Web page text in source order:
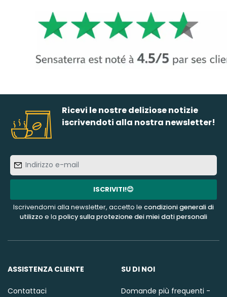
Ricevi le nostre deliziose notizie
iscrivendoti alla nostra newsletter!
e-
mail
ISCRIVITI!😊
Iscrivendomi alla newsletter, accetto le condizioni generali di
utilizzoe la policy sulla protezione dei miei dati personali
ASSISTENZA CLIENTE
Contattaci
SU DI NOI
Domande più frequenti -